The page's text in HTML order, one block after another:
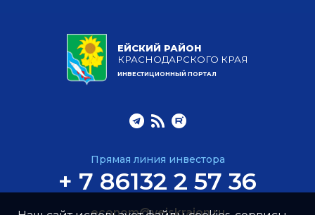
ЕЙСКИЙ РАЙОН
КРАСНОДАРСКОГО КРАЯ
ИНВЕСТИЦИОННЫЙ ПОРТАЛ
Прямая линия инвестора
+ 7 86132 2 57 36